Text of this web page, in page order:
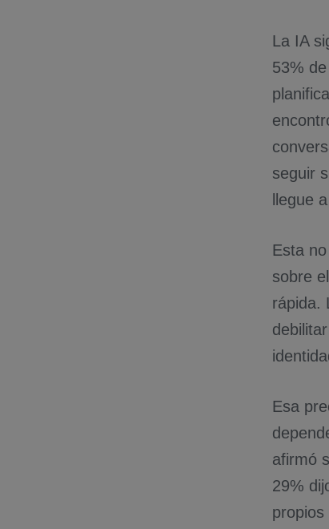
La IA
53%
seguir
llegue
Esta
sobre
rápida.
Esa
afirmó
29%